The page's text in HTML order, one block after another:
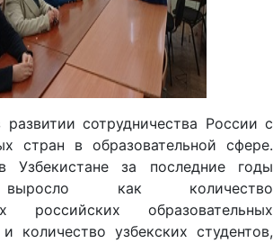
развитии сотрудничества России с
стран в образовательной сфере.
Узбекистане за последние годы
выросло как количество
российских образовательных
количество узбекских студентов,